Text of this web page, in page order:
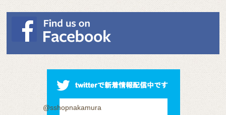
@sshopnakamura